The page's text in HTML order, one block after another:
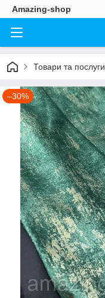
Amazing-shop
Товари та послуги
–30%